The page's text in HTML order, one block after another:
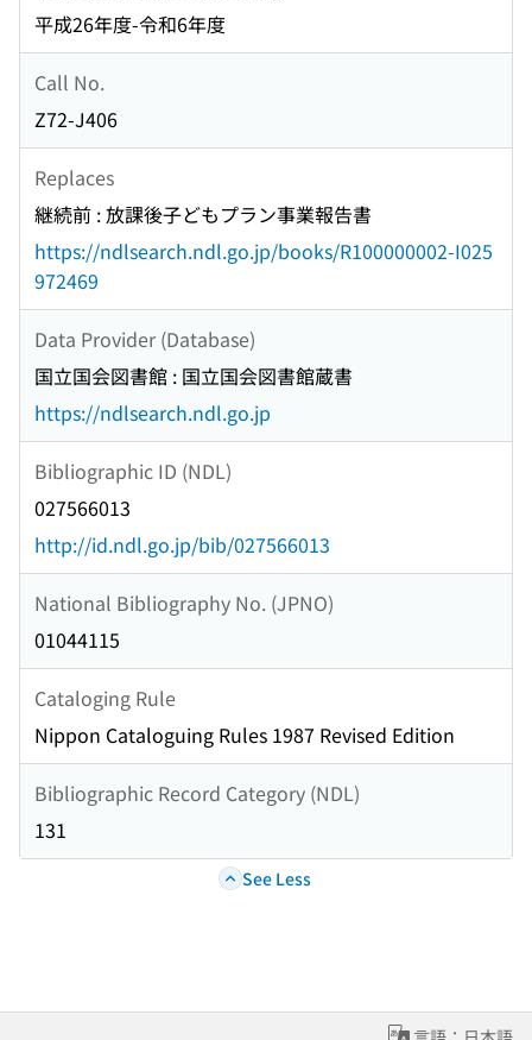
平成26年度-令和6年度
Call No.
Z72-J406
Replaces
継続前 : 放課後子どもプラン事業報告書
https://ndlsearch.ndl.go.jp/books/R100000002-I025
972469
Data Provider (Database)
国立国会図書館 : 国立国会図書館蔵書
https://ndlsearch.ndl.go.jp
Bibliographic ID (NDL)
027566013
http://id.ndl.go.jp/bib/027566013
National Bibliography No. (JPNO)
01044115
Cataloging Rule
Nippon Cataloguing Rules 1987 Revised Edition
Bibliographic Record Category (NDL)
131
See Less